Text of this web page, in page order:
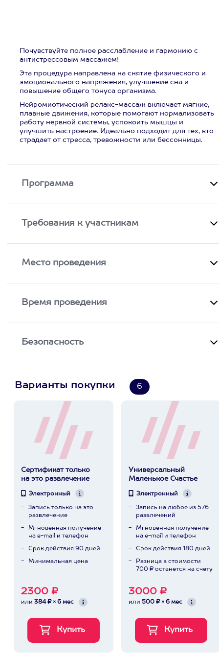
Почувствуйте полное расслабление и гармонию с
антистрессовым массажем!
Эта процедура направлена на снятие физического и
эмоционального напряжения, улучшение сна и
повышение общего тонуса организма.
Нейромиотический релакс-массаж включает мягкие,
плавные движения, которые помогают нормализовать
работу нервной системы, успокоить мышцы и
улучшить настроение. Идеально подходит для тех, кто
страдает от стресса, тревожности или бессонницы.
Программа
Требования к участникам
Место проведения
Время проведения
Безопасность
Варианты покупки 6
Сертификат только
на это развлечение
Электронный
Запись только на это
развлечение
Мгновенная получение
на e-mail и телефон
Срок действия 90 дней
Минимальная цена
2300 ₽
или 384 ₽ × 6 мес
Универсальный
Маленькое Счастье
Электронный
Запись на любое из 576
развлечений
Мгновенная получение
на e-mail и телефон
Срок действия 180 дней
Разница в стоимости
700 ₽ останется на счету
3000 ₽
или 500 ₽ × 6 мес